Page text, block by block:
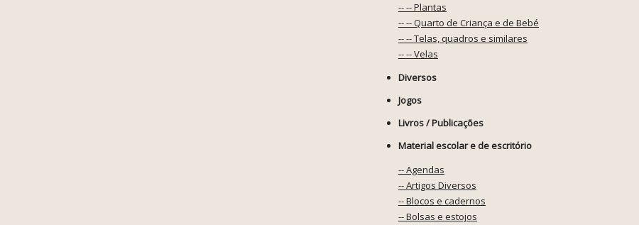
-- -- Plantas
-- -- Quarto de Criança e de Bebé
-- -- Telas, quadros e similares
-- -- Velas
Diversos
Jogos
Livros / Publicações
Material escolar e de escritório
-- Agendas
-- Artigos Diversos
-- Blocos e cadernos
-- Bolsas e estojos